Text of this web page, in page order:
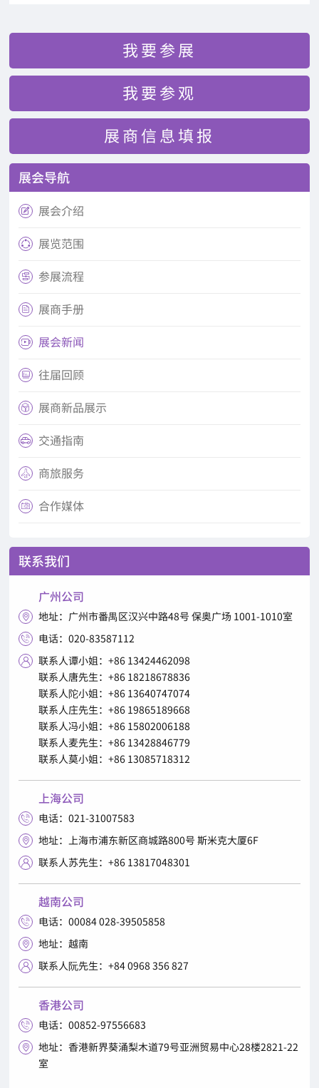
我要参展
我要参观
展商信息填报
展会导航
 展会介绍
 展览范围
 参展流程
 展商手册
 展会新闻
 往届回顾
 展商新品展示
 交通指南
 商旅服务
 合作媒体
联系我们
广州公司
 地址：广州市番禺区汉兴中路48号 保奥广场 1001-1010室
 电话：020-83587112

联系人谭小姐：+86 13424462098
联系人唐先生：+86 18218678836
联系人陀小姐：+86 13640747074
联系人庄先生：+86 19865189668
联系人冯小姐：+86 15802006188
联系人麦先生：+86 13428846779
联系人莫小姐：+86 13085718312
上海公司
 电话：021-31007583
 地址：上海市浦东新区商城路800号 斯米克大厦6F
 联系人苏先生：+86 13817048301
越南公司
 电话：00084 028-39505858
 地址：越南
 联系人阮先生：+84 0968 356 827
香港公司
 电话：00852-97556683

地址：香港新界葵涌梨木道79号亚洲贸易中心28楼2821-22
室